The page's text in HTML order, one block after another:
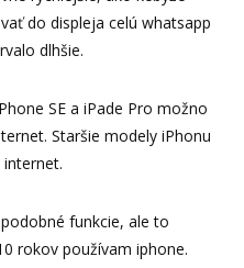
do displeja celú whatsapp
dlhšie.
SE a iPade Pro možno
Staršie modely iPhonu
funkcie, ale to
rokov používam iphone.